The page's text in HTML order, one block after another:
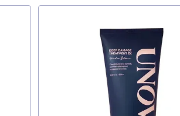
продукти розроблені з використанням
засоби містять ефективні доказові
у лінійці можна підібрати продукти для
доглядова косметика підходить для волосся
OLIVE YOUNG, корейська